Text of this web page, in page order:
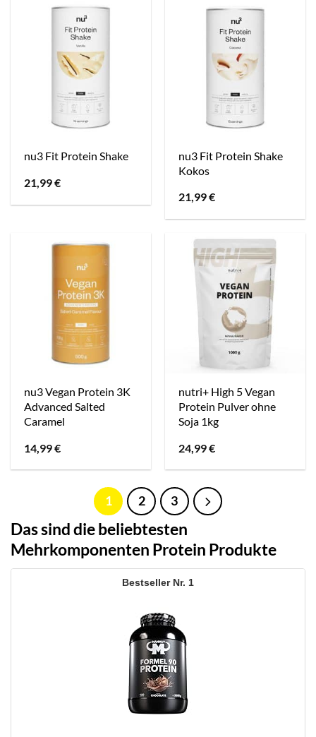
nu3 Fit Protein Shake
21,99€
nu3 Fit Protein Shake
Kokos
21,99€
nu3 Vegan Protein 3K
Advanced Salted
Caramel
14,99€
nutri+ High 5 Vegan
Protein Pulver ohne
Soja 1kg
24,99€
1 2 3
Das sind die beliebtesten
Mehrkomponenten Protein Produkte
1